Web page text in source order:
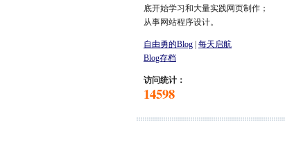
底开始学习和大量实践网页制作；
从事网站程序设计。
自由勇的Blog 每天启航
Blog存档
访问统计：
14598